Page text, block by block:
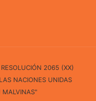
2065 (XX)
NACIONES UNIDAS
MALVINAS"